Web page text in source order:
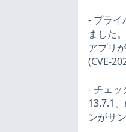
- プライ
ました
アプリ
(CVE-
- チェッ
13.7.1
ンがサ